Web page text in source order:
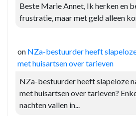
Beste Marie Annet, Ik herken en
frustratie, maar met geld alleen
on NZa-bestuurder heeft
met huisartsen over tarieven
NZa-bestuurder heeft slapeloze
met huisartsen over tarieven?
nachten vallen in...